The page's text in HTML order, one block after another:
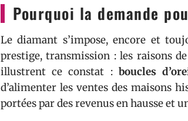
Pourquoi la demande
Le diamant s’impose, encore et
prestige, transmission : les raisons
illustrent ce constat : boucles
d’alimenter les ventes des maisons
portées par des revenus en hausse et